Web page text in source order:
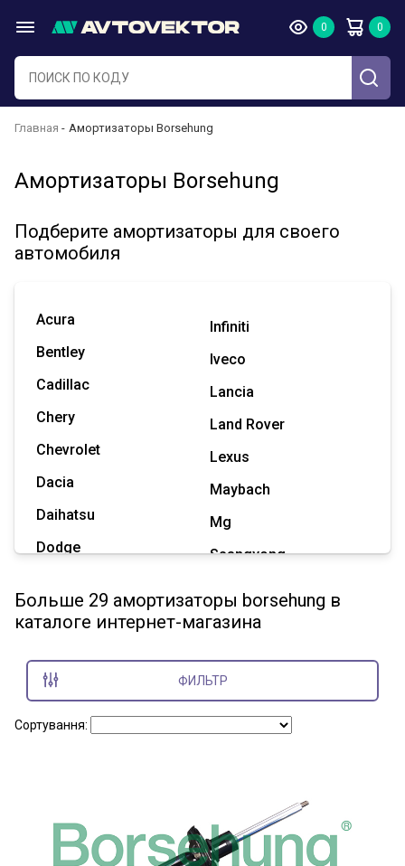
Главная Амортизаторы Borsehung
Амортизаторы Borsehung
Подберите амортизаторы для своего
автомобиля
Acura
Bentley
Cadillac
Chery
Chevrolet
Dacia
Daihatsu
Dodge
Great Wall
Hummer
Infiniti
Iveco
Lancia
Land Rover
Lexus
Maybach
Mg
Ssangyong
Tesla
Показать все марки
Больше 29 амортизаторы borsehung в
каталоге интернет-магазина
ФИЛЬТР
Сортування: